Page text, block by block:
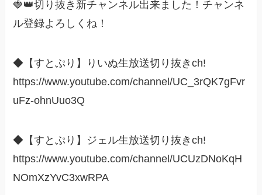
🍓👑切り抜き新チャンネル出来ました！チャンネ
ル登録よろしくね！
◆【すとぷり】りいぬ生放送切り抜きch!
https://www.youtube.com/channel/UC_3rQK7gFvr
uFz-ohnUuo3Q
◆【すとぷり】ジェル生放送切り抜きch!
https://www.youtube.com/channel/UCUzDNoKqH
NOmXzYvC3xwRPA